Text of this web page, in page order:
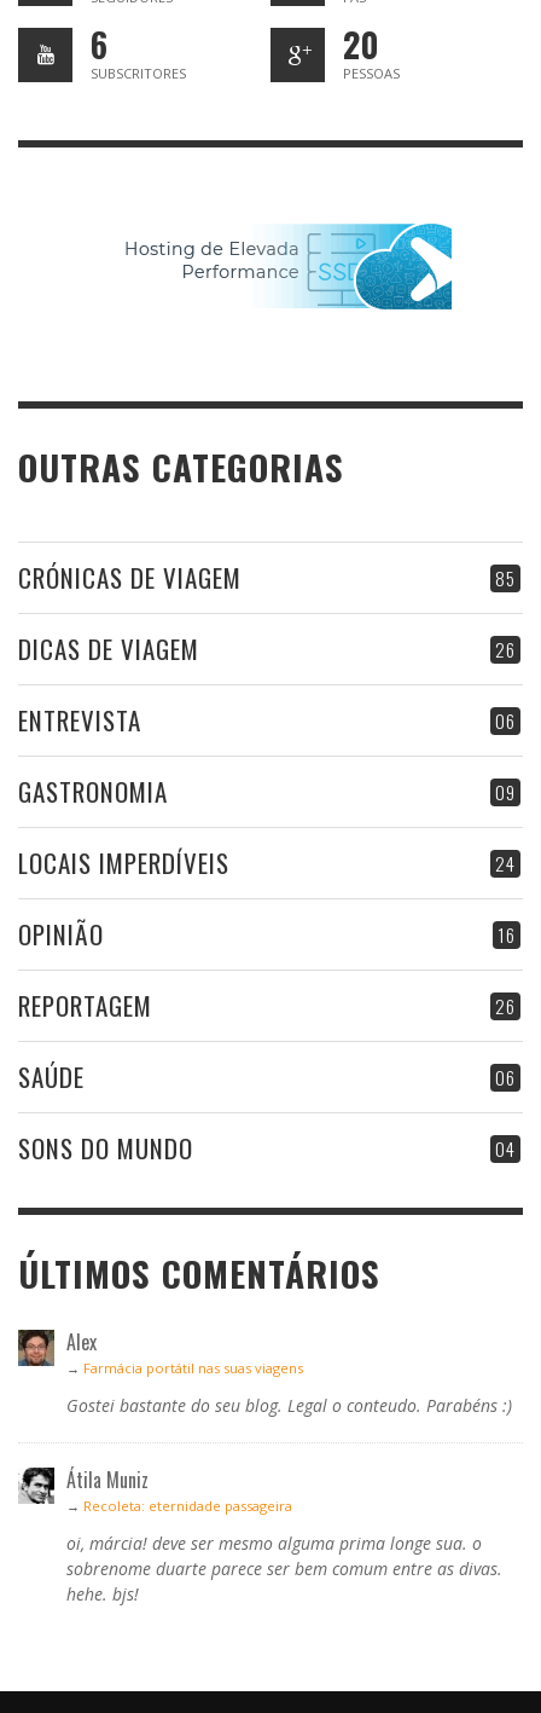
6
SUBSCRITORES
20
PESSOAS
OUTRAS CATEGORIAS
85
CRÓNICAS DE VIAGEM
26
DICAS DE VIAGEM
06
ENTREVISTA
09
GASTRONOMIA
24
LOCAIS IMPERDÍVEIS
16
OPINIÃO
26
REPORTAGEM
06
SAÚDE
04
SONS DO MUNDO
ÚLTIMOS COMENTÁRIOS
Alex
→ Farmácia portátil nas suas viagens
Gostei bastante do seu blog. Legal o conteudo. Parabéns :)
Átila Muniz
→ Recoleta: eternidade passageira
oi, márcia! deve ser mesmo alguma prima longe sua. o
sobrenome duarte parece ser bem comum entre as divas.
hehe. bjs!